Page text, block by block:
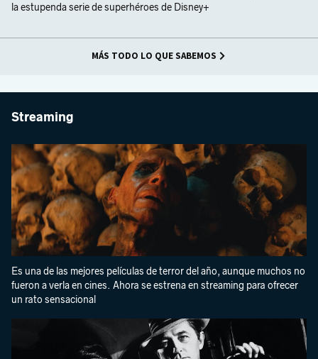
la estupenda serie de superhéroes de Disney+
MÁS TODO LO QUE SABEMOS
Streaming
Es una de las mejores películas de terror del año, aunque muchos no
fueron a verla en cines. Ahora se estrena en streaming para ofrecer
un rato sensacional